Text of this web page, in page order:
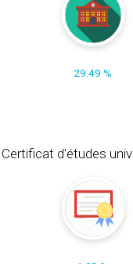
29.49 %
Certificat d'études